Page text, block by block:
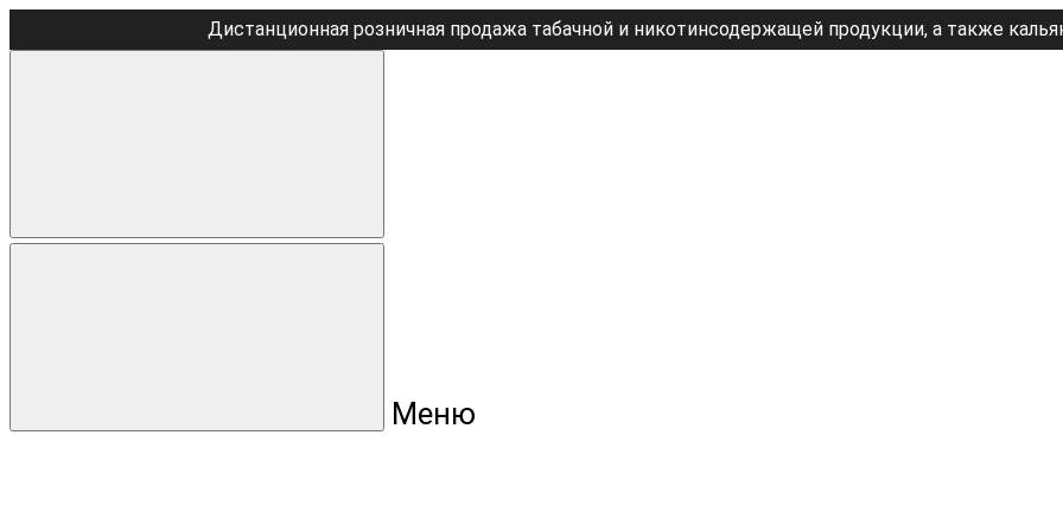
Дистанционная розничная продажа табачной и никотинсодержащей продукции, а также
Меню